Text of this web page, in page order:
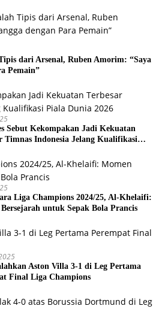
dari Arsenal, Ruben Amorim: “Saya
Pemain”
Sebut Kekompakan Jadi Kekuatan
Timnas Indonesia Jelang Kualifikasi
Liga Champions 2024/25, Al-Khelaifi:
untuk Sepak Bola Prancis
Aston Villa 3-1 di Leg Pertama
Final Liga Champions